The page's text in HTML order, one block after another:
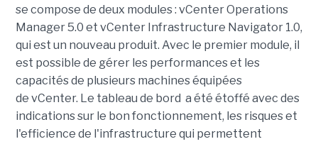
se compose de deux modules : vCenter Operations
Manager 5.0 et vCenter Infrastructure Navigator 1.0,
qui est un nouveau produit. Avec le premier module, il
est possible de gérer les performances et les
capacités de plusieurs machines équipées
de vCenter. Le tableau de bord a été étoffé avec des
indications sur le bon fonctionnement, les risques et
l'efficience de l'infrastructure qui permettent